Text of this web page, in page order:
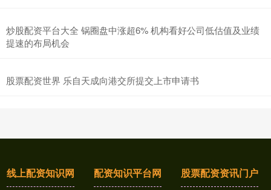
炒股配资平台大全 锅圈盘中涨超6% 机构看好公司低估值及业绩
提速的布局机会
股票配资世界 乐自天成向港交所提交上市申请书
线上配资知识网 配资知识平台网 股票配资资讯门户